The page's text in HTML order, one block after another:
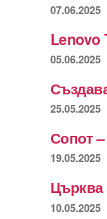
07.06.2025
Lenovo
05.06.2025
25.05.2025
Сопот
19.05.2025
10.05.2025